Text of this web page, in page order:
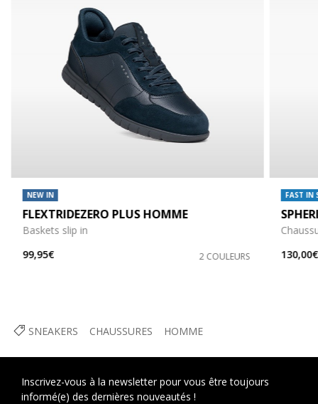
SNEAKERS CHAUSSURES HOMME
NEW IN
FLEXTRIDEZERO PLUS HOMME
Baskets slip in
99,95€
2 COULEURS
FAST IN
130,00€
Inscrivez-vous à la newsletter pour vous être toujours
informé(e) des dernières nouveautés !